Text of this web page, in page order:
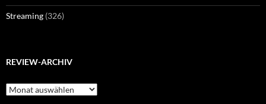
Streaming (326)
REVIEW-ARCHIV
Review-
Archiv